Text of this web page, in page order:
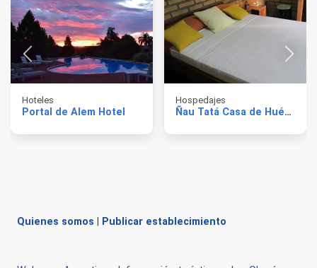
Hoteles
Portal de Alem Hotel
Hospedajes
Ñau Tatá Casa de Huéspedes
Quienes somos Publicar establecimiento